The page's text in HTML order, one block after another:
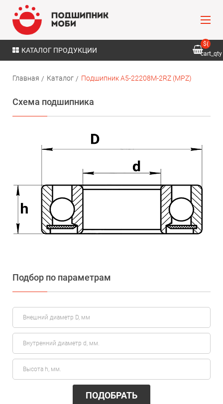
КАТАЛОГ ПРОДУКЦИИ
${
cart_qty
Главная Каталог Подшипник A5-22208M-2RZ (MPZ)
Схема подшипника
Подбор по параметрам
ПОДОБРАТЬ